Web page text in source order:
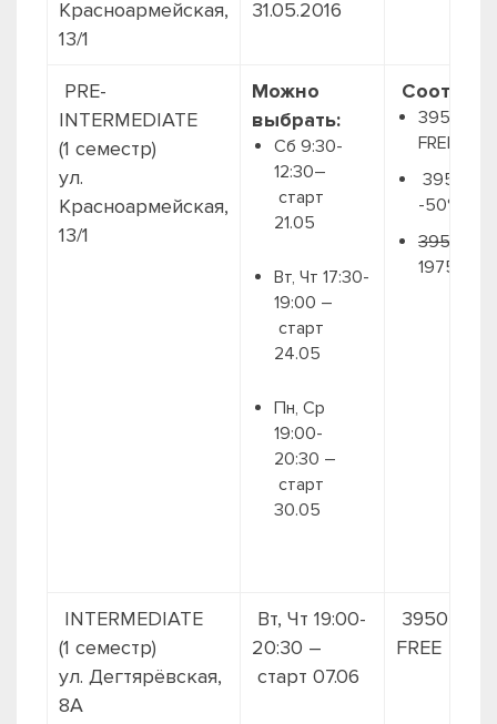
Красноармейская,
13/1
31.05.2016
PRE-
INTERMEDIATE
(1 семестр)
ул.
Красноармейская,
13/1
Можно
выбрать:
Сб 9:30-
12:30–
старт
21.05
Вт, Чт 17:30-
19:00 –
старт
24.05
Пн, Ср
19:00-
20:30 –
старт
30.05
3950 +
FREE
-50%
3950 грн.
1975
INTERMEDIATE
(1 семестр)
ул. Дегтярёвская,
8А
Вт, Чт 19:00-
20:30 –
старт 07.06
3950 +
FREE